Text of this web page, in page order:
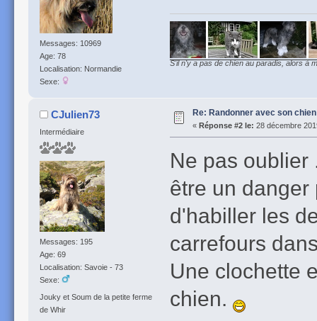
Messages: 10969
Age: 78
Localisation: Normandie
Sexe:
S'il n'y a pas de chien au paradis, alors à
CJulien73
Intermédiaire
Messages: 195
Age: 69
Localisation: Savoie - 73
Sexe:
Jouky et Soum de la petite ferme
de Whir
Re: Randonner avec son chien
« Réponse #2 le: 28 décembre
Ne pas oublier
être un danger
d'habiller les
carrefours
Une clochette
chien.